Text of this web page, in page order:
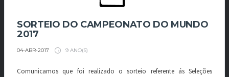
SORTEIO DO CAMPEONATO DO MUNDO
2017
04-ABR-2017 9 ANO(S)
Comunicamos que foi realizado o sorteio referente ás Seleções